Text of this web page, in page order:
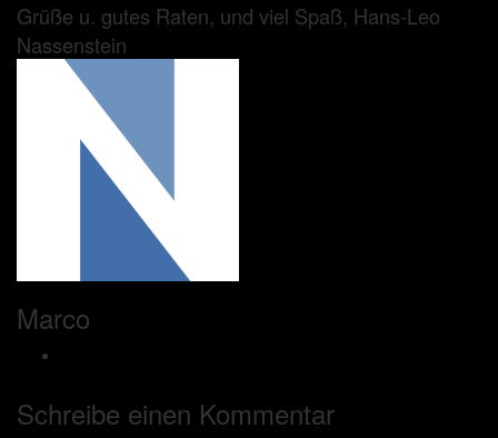
Grüße u. gutes Raten, und viel Spaß, Hans-Leo
Nassenstein
Marco
Schreibe einen Kommentar